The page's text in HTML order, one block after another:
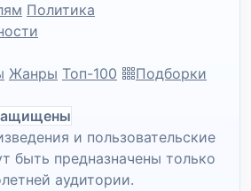
Политика
Жанры Топ-100
Подборки
и пользовательские
быть предназначены только
аудитории.